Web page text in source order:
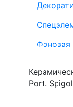
Фоновая
Port.